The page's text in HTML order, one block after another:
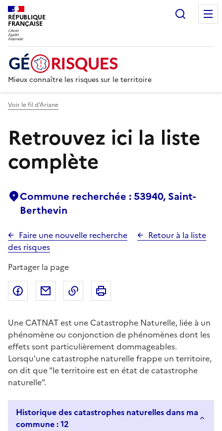
RÉPUBLIQUE
FRANÇAISE
Mieux connaître les risques sur le territoire
Voir le fil d’Ariane
Retrouvez ici la liste
complète
Commune recherchée : 53940, Saint-
Berthevin
Faire une nouvelle recherche
Retour à la liste
des risques
Partager la page
Partager sur Facebook
Partager par emailCopier dans le presse-papier
Une CATNAT est une Catastrophe Naturelle, liée à un
phénomène ou conjonction de phénomènes dont les
effets sont particulièrement dommageables.
Lorsqu'une catastrophe naturelle frappe un territoire,
on dit que "le territoire est en état de catastrophe
naturelle".
Historique des catastrophes naturelles dans ma
commune : 12